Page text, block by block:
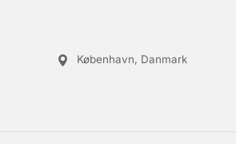
København, Danmark